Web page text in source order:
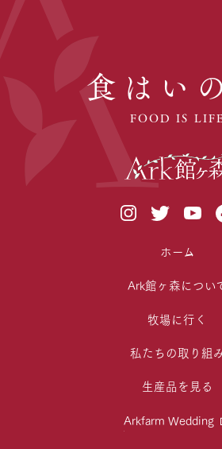
食はい
FOOD IS
ホーム
Ark館ヶ森につい
牧場に行く
私たちの取り組
生産品を見る
Arkfarm Wedding